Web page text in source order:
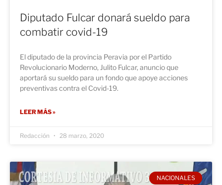
Diputado Fulcar donará sueldo para
combatir covid-19
El diputado de la provincia Peravia por el Partido
Revolucionario Moderno, Julito Fulcar, anuncio que
aportará su sueldo para un fondo que apoye acciones
preventivas contra el Covid-19.
LEER MÁS »
Redacción 28 marzo, 2020
NACIONALES